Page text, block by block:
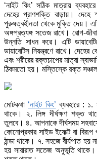
‘নাইট কিং’ সঠিক মাত্রায়
দেহের প্রাণশক্তি বাড়ায়। দেহে
পুরুষত্বহীনতা থেকে মুক্তি দেয়।
অঙ্গপ্রত্যঙ্গ সতেজ রাখে। রোগ-
উন্নতি সাধন করে। এটি
ডায়াবেটিস নিয়ন্ত্রণে রাখে।
এবং শরীরের রক্তচাপের মাত্রা
ঠিকমতো হয়। মস্তিস্কে রক্ত
মোটকথা ‘নাইট কিং’ ব্যবহারে :
থাকে। ২. লিঙ্গ দীর্ঘক্ষণ শক্ত
তুলবে। ৪. আপনাকে দীর্ঘসময়
কোনোপ্রকার সাইড ইফেক্ট বা বিরূপ
ঠান্ডা থাকে। ৭. সহজে বীর্যপাত হয়
হয় সারারাত সতেজ অনুভূতি থাকে।